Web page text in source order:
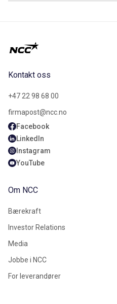
Kontakt oss
+47 22 98 68 00
firmapost@ncc.no
Facebook
LinkedIn
Instagram
YouTube
Om NCC
Bærekraft
Investor Relations
Media
Jobbe i NCC
For leverandører